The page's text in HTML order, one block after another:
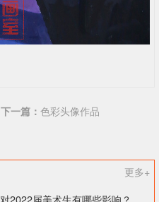
下一篇： 色彩头像作品
更多+
新高考改革对2022届美术生有哪些影响？北京画室刘老师来和大家说说